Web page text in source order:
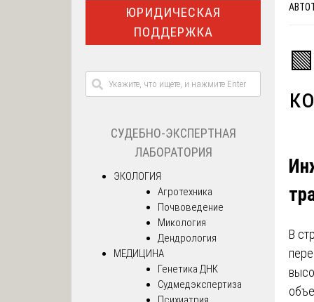
В
ЮРИДИЧЕСКАЯ
ПОДДЕРЖКА
СУДЕБНО-ЭКСПЕРТНАЯ
ЛАБОРАТОРИЯ
ЭКОЛОГИЯ
Агротехника
Почвоведение
Микология
Дендрология
МЕДИЦИНА
Генетика ДНК
Судмедэкспертиза